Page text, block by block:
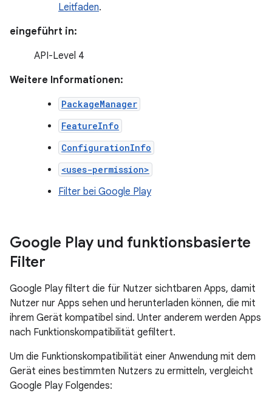
Leitfaden.
eingeführt in:
API-Level 4
Weitere Informationen:
PackageManager
FeatureInfo
ConfigurationInfo
<uses-permission>
Filter bei Google Play
Google Play und funktionsbasierte
Filter
Google Play filtert die für Nutzer sichtbaren Apps, damit
Nutzer nur Apps sehen und herunterladen können, die mit
ihrem Gerät kompatibel sind. Unter anderem werden Apps
nach Funktionskompatibilität gefiltert.
Um die Funktionskompatibilität einer Anwendung mit dem
Gerät eines bestimmten Nutzers zu ermitteln, vergleicht
Google Play Folgendes: